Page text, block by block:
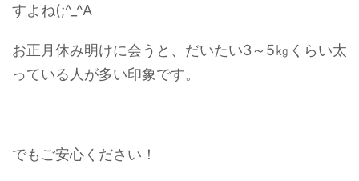
すよね(;^_^A
お正月休み明けに会うと、だいたい3～5㎏くらい太
っている人が多い印象です。
でもご安心ください！